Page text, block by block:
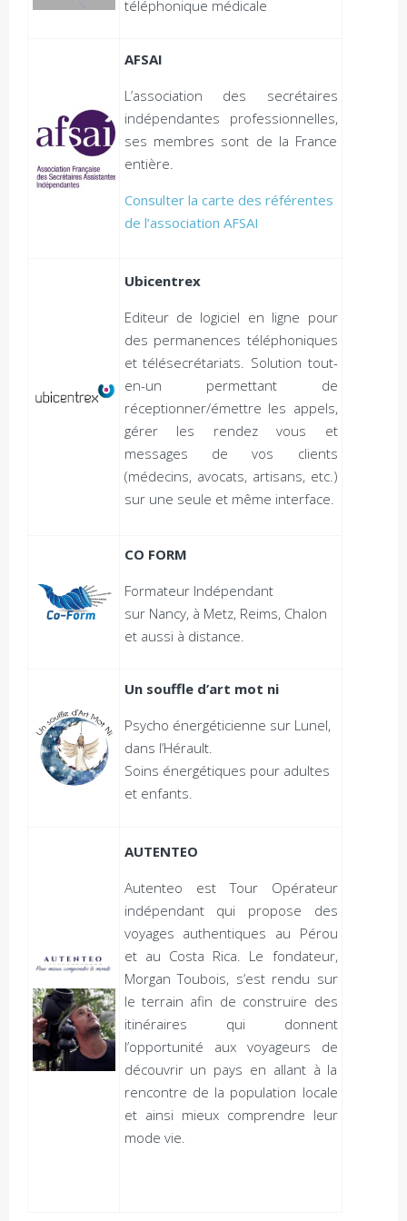
téléphonique médicale
AFSAI
L’association des secrétaires
indépendantes professionnelles,
ses membres sont de la France
entière.
Consulter la carte des référentes
de l’association AFSAI
Ubicentrex
Editeur de logiciel en ligne pour
des permanences téléphoniques
et télésecrétariats. Solution tout-
en-un permettant de
réceptionner/émettre les appels,
gérer les rendez vous et
messages de vos clients
(médecins, avocats, artisans, etc.)
sur une seule et même interface.
CO FORM
Formateur Indépendant
sur Nancy, à Metz, Reims, Chalon
et aussi à distance.
Un souffle d’art mot ni
Psycho énergéticienne sur Lunel,
dans l’Hérault.
Soins énergétiques pour adultes
et enfants.
AUTENTEO
Autenteo est Tour Opérateur
indépendant qui propose des
voyages authentiques au Pérou
et au Costa Rica. Le fondateur,
Morgan Toubois, s’est rendu sur
le terrain afin de construire des
itinéraires qui donnent
l’opportunité aux voyageurs de
découvrir un pays en allant à la
rencontre de la population locale
et ainsi mieux comprendre leur
mode vie.